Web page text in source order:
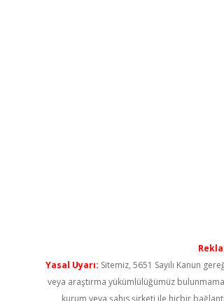
Yasal Uyarı: Sitemiz, 5651 Sayılı Kanun
veya araştırma yükümlülüğümüz
kurum veya şahıs şirketi ile hiçbir